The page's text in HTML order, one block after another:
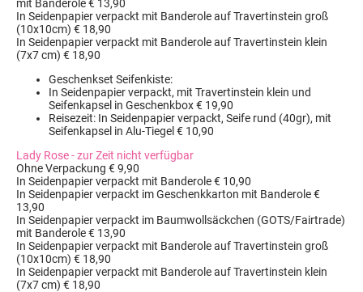
mit Banderole € 13,90
In Seidenpapier verpackt mit Banderole auf Travertinstein groß
(10x10cm) € 18,90
In Seidenpapier verpackt mit Banderole auf Travertinstein klein
(7x7 cm) € 18,90
Geschenkset Seifenkiste:
In Seidenpapier verpackt, mit Travertinstein klein und
Seifenkapsel in Geschenkbox € 19,90
Reisezeit: In Seidenpapier verpackt, Seife rund (40gr), mit
Seifenkapsel in Alu-Tiegel € 10,90
Lady Rose - zur Zeit nicht verfügbar
Ohne Verpackung € 9,90
In Seidenpapier verpackt mit Banderole € 10,90
In Seidenpapier verpackt im Geschenkkarton mit Banderole €
13,90
In Seidenpapier verpackt im Baumwollsäckchen (GOTS/Fairtrade)
mit Banderole € 13,90
In Seidenpapier verpackt mit Banderole auf Travertinstein groß
(10x10cm) € 18,90
In Seidenpapier verpackt mit Banderole auf Travertinstein klein
(7x7 cm) € 18,90